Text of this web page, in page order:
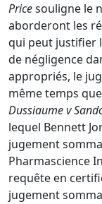
Pricesouligne le
aborderont les
qui peut justifier
de négligence
appropriés, le
même temps
Dussiaume v
lequel Bennett
jugement
Pharmascience
requête en
jugement